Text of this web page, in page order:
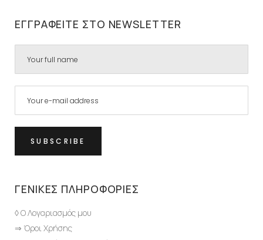
ΕΓΓΡΑΦΕΊΤΕ ΣΤΟ NEWSLETTER
ΓΕΝΙΚΈΣ ΠΛΗΡΟΦΟΡΊΕΣ
◊ Ο Λογαριασμός μου
⇒ Όροι Χρήσης